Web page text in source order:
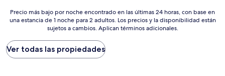
$71
Precio
más
por
noche
encontrado
Precio más bajo por noche encontrado en las últimas 24 horas, con base en
una estancia de 1 noche para 2 adultos. Los precios y la disponibilidad están
sujetos a cambios. Aplican términos adicionales.
Ver todas las propiedades